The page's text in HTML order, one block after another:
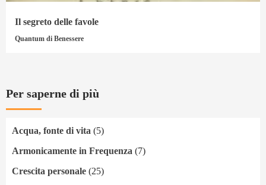
Il segreto delle favole
Quantum di Benessere
Per saperne di più
Acqua, fonte di vita (5)
Armonicamente in Frequenza (7)
Crescita personale (25)